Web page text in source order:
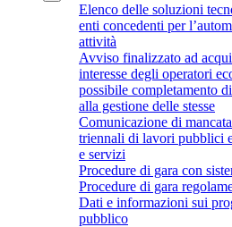
Elenco delle soluzioni
enti concedenti per
attività
Avviso finalizzato ad
interesse degli operatori
possibile completamento
alla gestione delle stesse
Comunicazione di
triennali di lavori pubblici
e servizi
Procedure di gara con
Procedure di gara
Dati e informazioni sui
pubblico